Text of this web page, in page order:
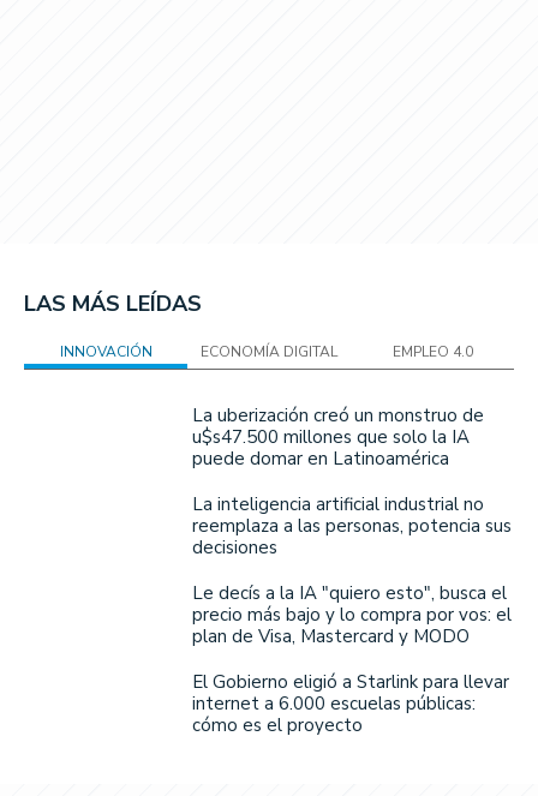
LAS MÁS LEÍDAS
INNOVACIÓN ECONOMÍA DIGITAL EMPLEO 4.0
La uberización creó un monstruo de
u$s47.500 millones que solo la IA
puede domar en Latinoamérica
La inteligencia artificial industrial no
reemplaza a las personas, potencia sus
decisiones
Le decís a la IA "quiero esto", busca el
precio más bajo y lo compra por vos: el
plan de Visa, Mastercard y MODO
El Gobierno eligió a Starlink para llevar
internet a 6.000 escuelas públicas:
cómo es el proyecto